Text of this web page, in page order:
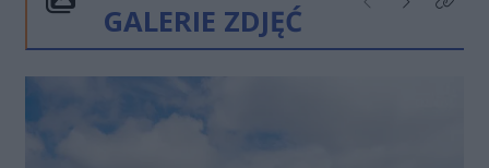
GALERIE ZDJĘĆ
Poprzednie
NastępneKliknij